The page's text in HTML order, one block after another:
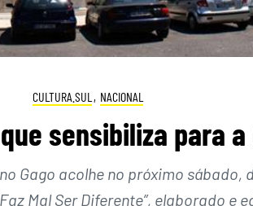
CULTURA.SUL , NACIONAL
que sensibiliza para
Gago acolhe no próximo sábado,
Mal Ser Diferente”, elaborado e